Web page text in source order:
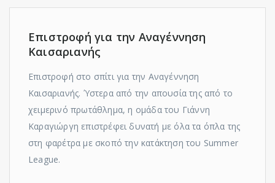
Επιστροφή για την Αναγέννηση
Καισαριανής
Επιστροφή στο σπίτι για την Αναγέννηση
Καισαριανής. Ύστερα από την απουσία της από το
χειμερινό πρωτάθλημα, η ομάδα του Γιάννη
Καραγιώργη επιστρέφει δυνατή με όλα τα όπλα της
στη φαρέτρα με σκοπό την κατάκτηση του Summer
League.